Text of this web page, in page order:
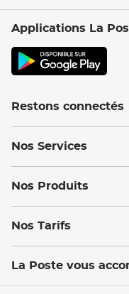
Applications La
Restons connectés
Nos Services
Nos Produits
Nos Tarifs
La Poste vous